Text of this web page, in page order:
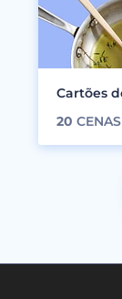
Cartões
20 CENAS